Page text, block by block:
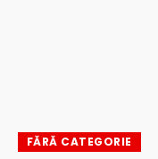
FĂRĂ CATEGORIE